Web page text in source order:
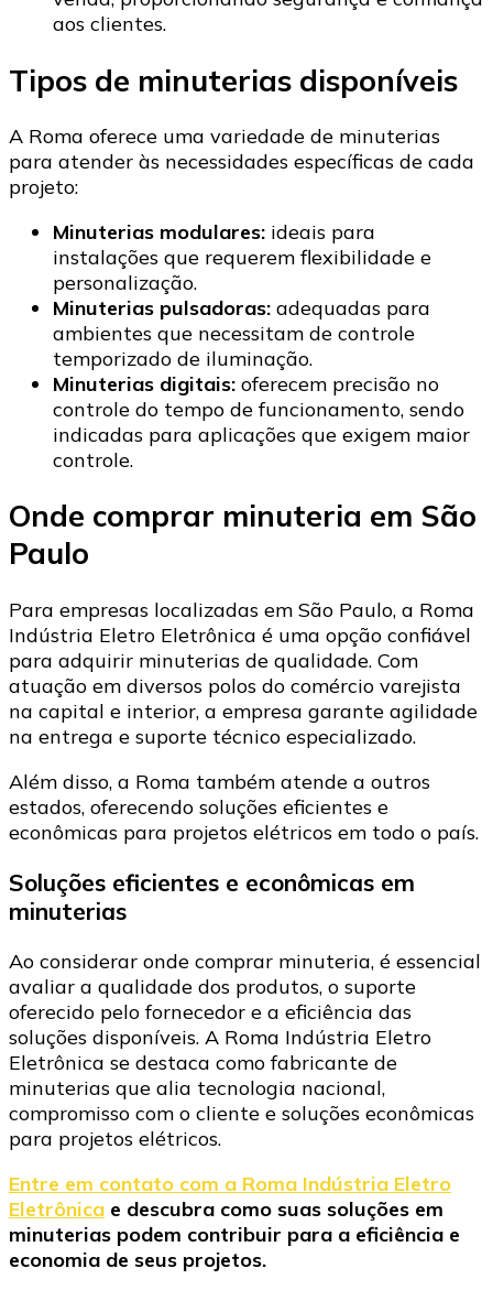
aos clientes.​
Tipos de minuterias disponíveis
A Roma oferece uma variedade de minuterias
para atender às necessidades específicas de cada
projeto:​
Minuterias modulares: ideais para
instalações que requerem flexibilidade e
personalização.​
Minuterias pulsadoras: adequadas para
ambientes que necessitam de controle
temporizado de iluminação.​
Minuterias digitais: oferecem precisão no
controle do tempo de funcionamento, sendo
indicadas para aplicações que exigem maior
controle.​
Onde comprar minuteria em São
Paulo
Para empresas localizadas em São Paulo, a Roma
Indústria Eletro Eletrônica é uma opção confiável
para adquirir minuterias de qualidade. Com
atuação em diversos polos do comércio varejista
na capital e interior, a empresa garante agilidade
na entrega e suporte técnico especializado.​
Além disso, a Roma também atende a outros
estados, oferecendo soluções eficientes e
econômicas para projetos elétricos em todo o país.​
Soluções eficientes e econômicas em
minuterias
Ao considerar onde comprar minuteria, é essencial
avaliar a qualidade dos produtos, o suporte
oferecido pelo fornecedor e a eficiência das
soluções disponíveis. A Roma Indústria Eletro
Eletrônica se destaca como fabricante de
minuterias que alia tecnologia nacional,
compromisso com o cliente e soluções econômicas
para projetos elétricos.​
Entre em contato com a Roma Indústria Eletro
Eletrônica e descubra como suas soluções em
minuterias podem contribuir para a eficiência e
economia de seus projetos.